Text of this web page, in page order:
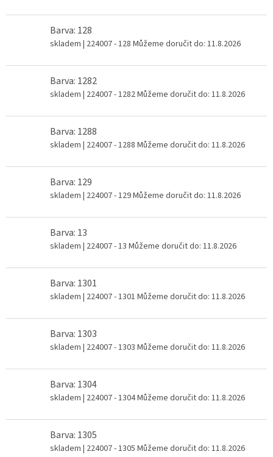
Barva: 128
skladem | 224007 - 128 Můžeme doručit do: 11.8.2026
Barva: 1282
skladem | 224007 - 1282Můžeme doručit do: 11.8.2026
Barva: 1288
skladem | 224007 - 1288 Můžeme doručit do: 11.8.2026
Barva: 129
skladem | 224007 - 129Můžeme doručit do: 11.8.2026
Barva: 13
skladem | 224007 - 13 Můžeme doručit do: 11.8.2026
Barva: 1301
skladem | 224007 - 1301 Můžeme doručit do: 11.8.2026
Barva: 1303
skladem | 224007 - 1303 Můžeme doručit do: 11.8.2026
Barva: 1304
skladem | 224007 - 1304Můžeme doručit do: 11.8.2026
Barva: 1305
skladem | 224007 - 1305 Můžeme doručit do: 11.8.2026